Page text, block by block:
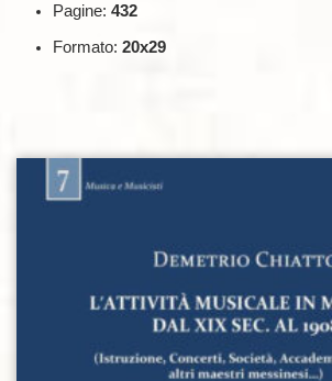
Pagine: 432
Formato: 20x29